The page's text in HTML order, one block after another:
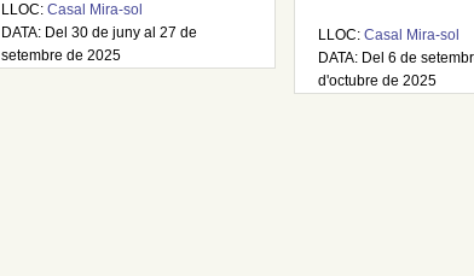
LLOC: Casal Mira-sol
DATA: Del 30 de juny al 27 de
setembre de 2025
LLOC:Casal Mira-sol
DATA: Del 6 de
d'octubre de 2025